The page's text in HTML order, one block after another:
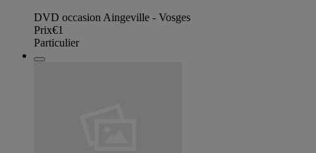
DVD occasion Aingeville - Vosges
Prix€1
Particulier